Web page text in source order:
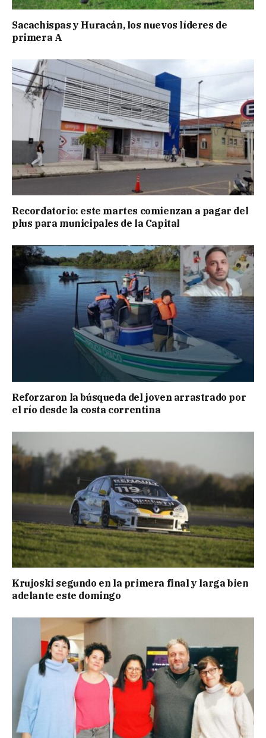
Sacachispas y Huracán, los nuevos líderes de
primera A
Recordatorio: este martes comienzan a pagar del
plus para municipales de la Capital
Reforzaron la búsqueda del joven arrastrado por
el río desde la costa correntina
Krujoski segundo en la primera final y larga bien
adelante este domingo